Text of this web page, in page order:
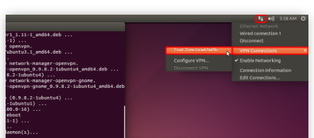
Trust.Zone-Israel-Netflix